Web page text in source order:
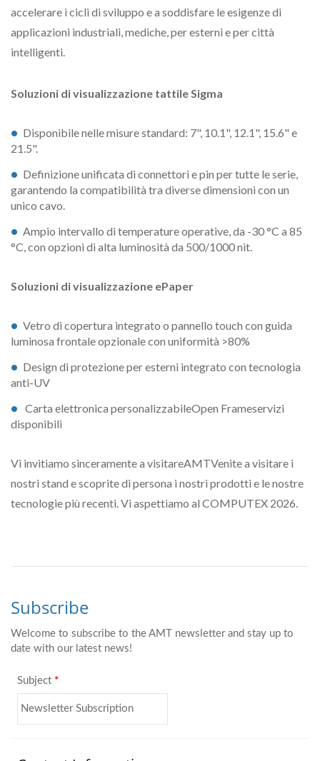
accelerare i cicli di sviluppo e a soddisfare le esigenze di
applicazioni industriali, mediche, per esterni e per città
intelligenti.
Soluzioni di visualizzazione tattile Sigma
Disponibile nelle misure standard: 7", 10.1", 12.1", 15.6" e
21.5".
Definizione unificata di connettori e pin per tutte le serie,
garantendo la compatibilità tra diverse dimensioni con un
unico cavo.
Ampio intervallo di temperature operative, da -30 °C a 85
°C, con opzioni di alta luminosità da 500/1000 nit.
Soluzioni di visualizzazione ePaper
Vetro di copertura integrato o pannello touch con guida
luminosa frontale opzionale con uniformità >80%
Design di protezione per esterni integrato con tecnologia
anti-UV
Carta elettronica personalizzabileOpen Frameservizi
disponibili
Vi invitiamo sinceramente a visitareAMTVenite a visitare i
nostri stand e scoprite di persona i nostri prodotti e le nostre
tecnologie più recenti. Vi aspettiamo al COMPUTEX 2026.